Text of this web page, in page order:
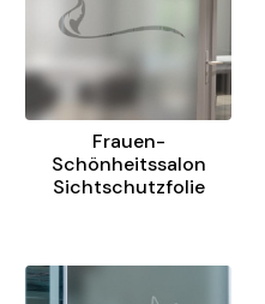
Frauen-
Schönheitssalon
Sichtschutzfolie